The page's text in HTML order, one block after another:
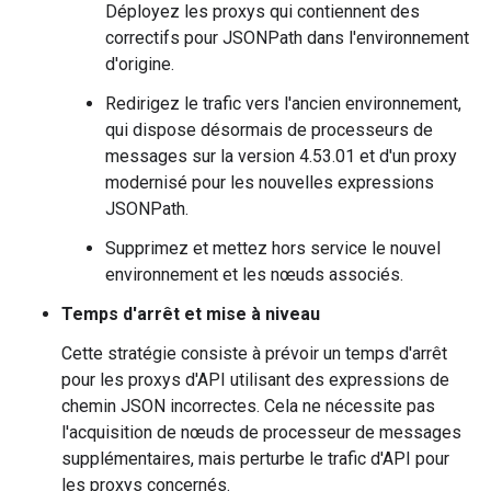
Déployez les proxys qui contiennent des
correctifs pour JSONPath dans l'environnement
d'origine.
Redirigez le trafic vers l'ancien environnement,
qui dispose désormais de processeurs de
messages sur la version 4.53.01 et d'un proxy
modernisé pour les nouvelles expressions
JSONPath.
Supprimez et mettez hors service le nouvel
environnement et les nœuds associés.
Temps d'arrêt et mise à niveau
Cette stratégie consiste à prévoir un temps d'arrêt
pour les proxys d'API utilisant des expressions de
chemin JSON incorrectes. Cela ne nécessite pas
l'acquisition de nœuds de processeur de messages
supplémentaires, mais perturbe le trafic d'API pour
les proxys concernés.